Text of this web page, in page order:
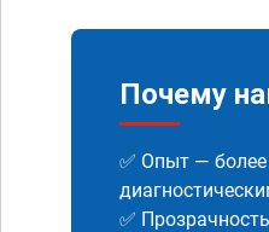
Почему
✅ Опыт —
✅